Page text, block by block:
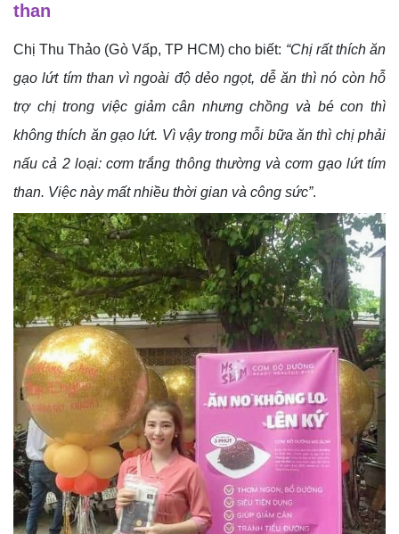
than
Chị Thu Thảo (Gò Vấp, TP HCM) cho biết: “Chị rất thích ăn
gạo lứt tím than vì ngoài độ dẻo ngọt, dễ ăn thì nó còn hỗ
trợ chị trong việc giảm cân nhưng chồng và bé con thì
không thích ăn gạo lứt. Vì vậy trong mỗi bữa ăn thì chị phải
nấu cả 2 loại: cơm trắng thông thường và cơm gạo lứt tím
than. Việc này mất nhiều thời gian và công sức”.